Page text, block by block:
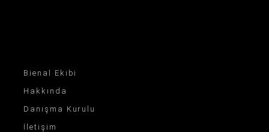
Bienal Ekibi
Hakkında
Danışma Kurulu
İletişim